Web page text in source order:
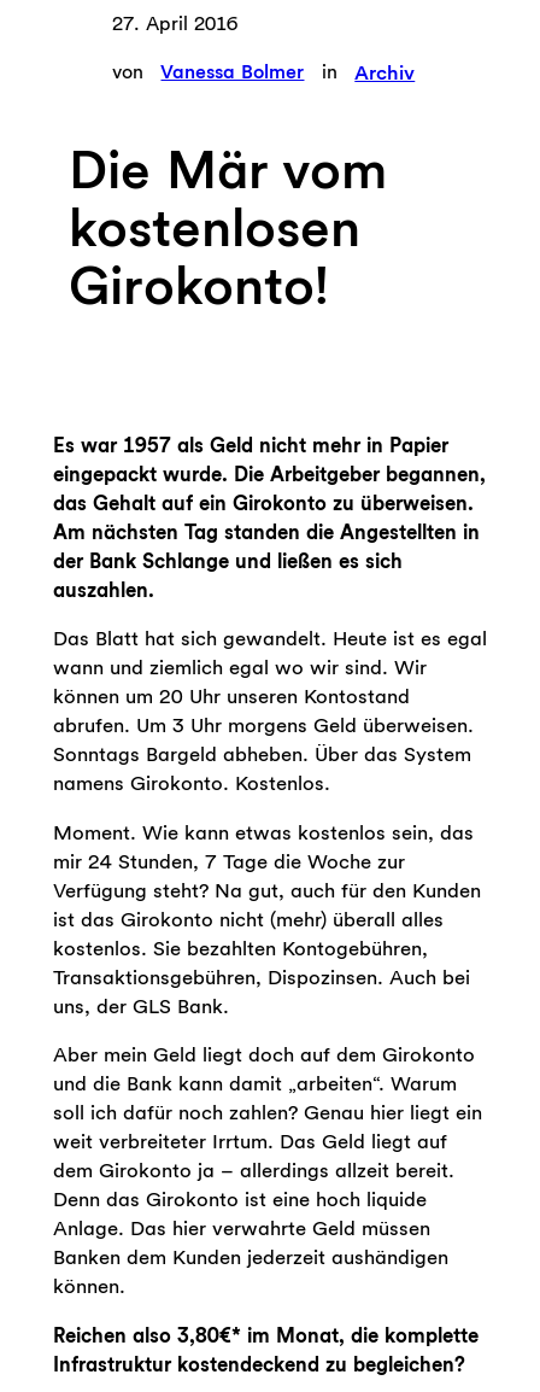
27. April 2016
von Vanessa Bolmer in Archiv
Die Mär vom
kostenlosen
Girokonto!
Es war 1957 als Geld nicht mehr in Papier
eingepackt wurde. Die Arbeitgeber begannen,
das Gehalt auf ein Girokonto zu überweisen.
Am nächsten Tag standen die Angestellten in
der Bank Schlange und ließen es sich
auszahlen.
Das Blatt hat sich gewandelt. Heute ist es egal
wann und ziemlich egal wo wir sind. Wir
können um 20 Uhr unseren Kontostand
abrufen. Um 3 Uhr morgens Geld überweisen.
Sonntags Bargeld abheben. Über das System
namens Girokonto. Kostenlos.
Moment. Wie kann etwas kostenlos sein, das
mir 24 Stunden, 7 Tage die Woche zur
Verfügung steht? Na gut, auch für den Kunden
ist das Girokonto nicht (mehr) überall alles
kostenlos. Sie bezahlten Kontogebühren,
Transaktionsgebühren, Dispozinsen. Auch bei
uns, der GLS Bank.
Aber mein Geld liegt doch auf dem Girokonto
und die Bank kann damit „arbeiten“. Warum
soll ich dafür noch zahlen? Genau hier liegt ein
weit verbreiteter Irrtum. Das Geld liegt auf
dem Girokonto ja – allerdings allzeit bereit.
Denn das Girokonto ist eine hoch liquide
Anlage. Das hier verwahrte Geld müssen
Banken dem Kunden jederzeit aushändigen
können.
Reichen also 3,80€* im Monat, die komplette
Infrastruktur kostendeckend zu begleichen?